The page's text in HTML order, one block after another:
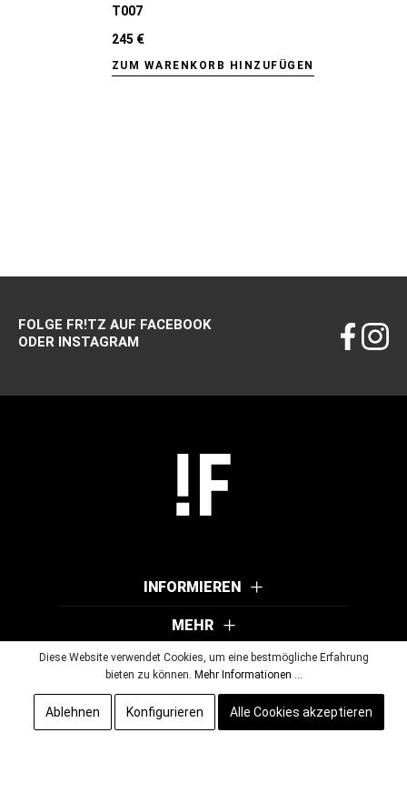
T007
245 €
ZUM WARENKORB HINZUFÜGEN
FOLGE FR!TZ AUF FACEBOOK
ODER INSTAGRAM
INFORMIEREN
MEHR
© 2026 Wutscher Optik GmbH & Co KG. Alle Rechte vorbehalten.
Diese Website verwendet Cookies, um eine bestmögliche Erfahrung
bieten zu können. Mehr Informationen ...
Ablehnen Konfigurieren Alle Cookies akzeptieren